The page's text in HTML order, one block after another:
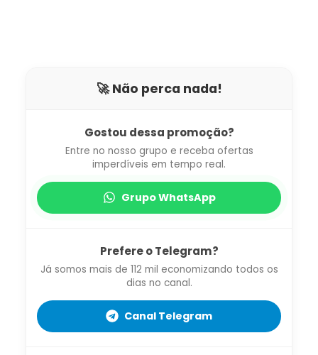
🚀 Não perca nada!
Gostou dessa promoção?
Entre no nosso grupo e receba ofertas
imperdíveis em tempo real.
Grupo WhatsApp
Prefere o Telegram?
Já somos mais de 112 mil economizando todos os
dias no canal.
Canal Telegram